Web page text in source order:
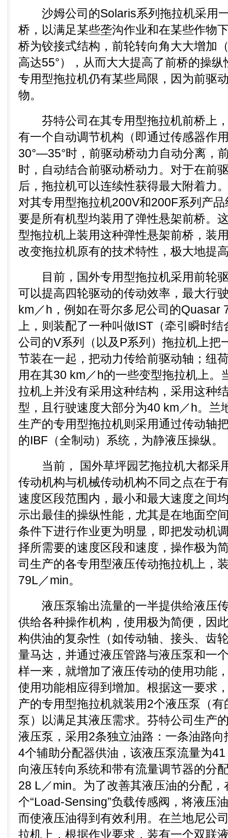
沙姆公司的Solaris系列拖拉机采用
桥，以满足某些垄沟作业和在某些作物
桥为铰接式结构，前轮转向角大大增加
高达55°），从而大大提高了前桥的操
专用型拖拉机仍有某些局限，因为前驱
物。
芬特公司在其专用型拖拉机前桥上，
有一个自动调节机构（即通过传感器作
30°—35°时，前驱动桥动力自动分离，
时，自动结合前驱动桥动力。对于在前
后，拖拉机可以连续性获得最大附着力
对其专用型拖拉机200V和200F系列产
要是所有机型均装用了弹性悬架前桥。
型拖拉机上装用这种弹性悬架前桥，装
改变拖拉机原有的技术特性，极大地提
目前，国外专用型拖拉机采用前轮驱
可以提高四轮驱动的传动效率，最大行
km／h，例如在哥尔多尼公司的Quasar
上，则装配了一种叫做IST（牵引瞬时
公司的V系列（以及P系列）拖拉机上把
节装在一起，把动力传给前驱动轴；纽
用在其30 km／h的一些变型拖拉机上。
拉机上并没有采用这种结构，采用这种
型，且行驶速度大部分为40 km／h。兰
生产的专用型拖拉机则采用通过传动轴
的IBF（全制动）系统，为静液压操纵。
当前， 国外草坪园艺拖拉机大都采
传动机构与机械传动机构不同之点在于
速度区段范围内，最小和最大速度之间
示出最佳的操纵性能，尤其是在地面空
条件下进行作业更为明显，即把发动机
择所需要的速度区段和速度，操作极为
司生产的各专用型液压传动拖拉机上，
79L／min。
液压泵输出流量的一半提供给液压传
供给各种操作机构，使用极为简便，因
构供油的复杂性（如传动轴、接头、齿
量马达，并通过液压管路与液压泵和一
样一来，就增加了液压传动的使用功能
使用功能相应得到增加。根据这一要求
产的专用型拖拉机就装用2个液压泵（
泵）以满足其液压需求。芬特公司生产
液压泵，采用2条独立油路：一条油路
4个辅助分配器供油，该液压泵流量为
向液压转向系统和带有流量调节器的分
28 L／min。为了改善其液压油的分配
个“Load-Sensing”负载传感阀，将液压
而使液压油得到有效利用。在兰地尼公
拉机上，根据作业要求，装有一个双联